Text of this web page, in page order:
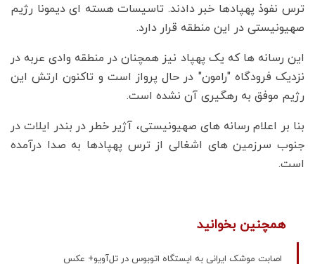
ترس نفوذ پهپادها خبر دادند. تاسیسات هسته ای دیمونا رژیم
صهیونیستی در این منطقه قرار دارد.
این رسانه ها که یک پهپاد نیز همچنان در منطقه وادی عربه در
نزدیک فرودگاه "رامون" در حال پرواز است و تاکنون ارتش این
رژیم موفق به رهگیری آن نشده است.
بنا بر اعلام رسانه های صهیونیستی، آژیر خطر در بندر ایلات در
جنوب سرزمین های اشغالی از ترس پهپادها به صدا درآمده
است.
همچنین بخوانید
اصابت موشک ایرانی به ایستگاه اتوبوس در تل‌آویو+ عکس